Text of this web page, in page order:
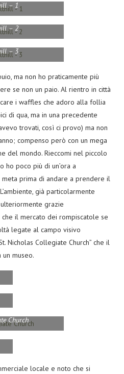
– 1
– 2
– 3
ma non ho praticamente più
se non un paio. Al rientro in città
i waffles che adoro alla follia
di qua, ma in una precedente
trovati, così ci provo) ma non
compenso però con un mega
del mondo. Rieccomi nel piccolo
ho poco più di un’ora a
prima di andare a prendere il
già particolarmente
grazie
che il mercato dei rompiscatole se
legate al campo visivo
Nicholas Collegiate Church” che il
un museo.
Church
locale e noto che si